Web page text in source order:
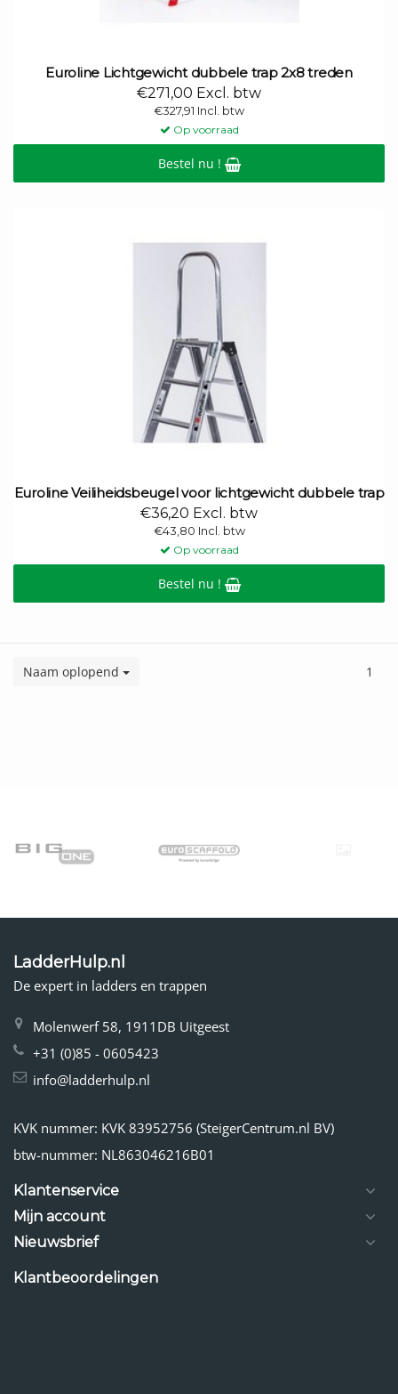
Euroline Lichtgewicht dubbele trap 2x8 treden
€271,00 Excl. btw
€327,91 Incl. btw
Op voorraad
Bestel nu !
Euroline Veiliheidsbeugel voor lichtgewicht dubbele trap
€36,20 Excl. btw
€43,80 Incl. btw
Op voorraad
Bestel nu !
Naam oplopend 1
LadderHulp.nl
De expert in ladders en trappen
Molenwerf 58, 1911DB Uitgeest
+31 (0)85 - 0605423
info@ladderhulp.nl
KVK nummer: KVK 83952756 (SteigerCentrum.nl BV)
btw-nummer: NL863046216B01
Klantenservice
Mijn account
Nieuwsbrief
Klantbeoordelingen